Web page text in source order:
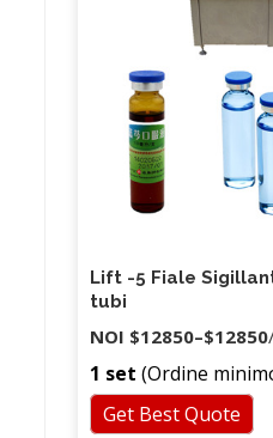
Lift -5 Fiale
tubi
NOI $12850–$12850
1 set (Ordine
Get Best Quote